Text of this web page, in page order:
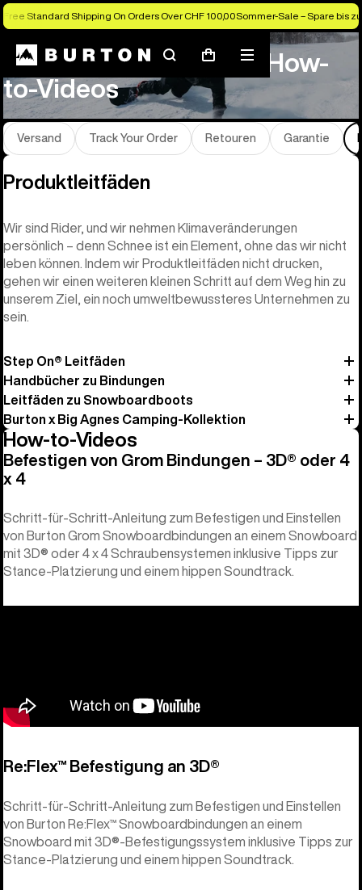
Free Standard Shipping On Orders Over CHF 100,00Sommer-Sale – Spare bis
SuchenWarenkorb
Menü
Produktleitfäden und How-
to-Videos
Versand Track Your Order Retouren Garantie
Produktleitfäden
Wir sind Rider, und wir nehmen Klimaveränderungen
persönlich – denn Schnee ist ein Element, ohne das wir nicht
leben können. Indem wir Produktleitfäden nicht drucken,
gehen wir einen weiteren kleinen Schritt auf dem Weg hin zu
unserem Ziel, ein noch umweltbewussteres Unternehmen zu
sein.
Step On® Leitfäden
Handbücher zu Bindungen
Leitfäden zu Snowboardboots
Burton x Big Agnes Camping-Kollektion
How-to-Videos
Befestigen von Grom Bindungen – 3D® oder 4
x 4
Schritt-für-Schritt-Anleitung zum Befestigen und Einstellen
von Burton Grom Snowboardbindungen an einem Snowboard
mit 3D® oder 4 x 4 Schraubensystemen inklusive Tipps zur
Stance-Platzierung und einem hippen Soundtrack.
Re:Flex™ Befestigung an 3D®
Schritt-für-Schritt-Anleitung zum Befestigen und Einstellen
von Burton Re:Flex™ Snowboardbindungen an einem
Snowboard mit 3D®-Befestigungssystem inklusive Tipps zur
Stance-Platzierung und einem hippen Soundtrack.